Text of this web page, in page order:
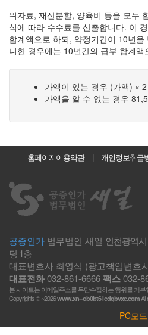
위자료, 재산분할, 양육비 등을 모두
식에 따라 수수료를 산출합니다. 이
합계액으로 하되, 약정기간이 10년
니한 경우에는 10년간의 급부 합계액
가액이 있는 경우 (가액) ×
가액을 알 수 없는 경우
홈페이지이용약관 | 개인정보취급
공증인가 법무법인 새얼 인천광역
딩 1층
대표변호사 최영식 (광고책임변호
대표전화032-861-6666 팩스032-
본 사이트는 이메일주소를 무단수집하는 행위를 거부
Copyrights © ~2026www.xn--ob0bt61cdqbvxe.comAll
PC모드